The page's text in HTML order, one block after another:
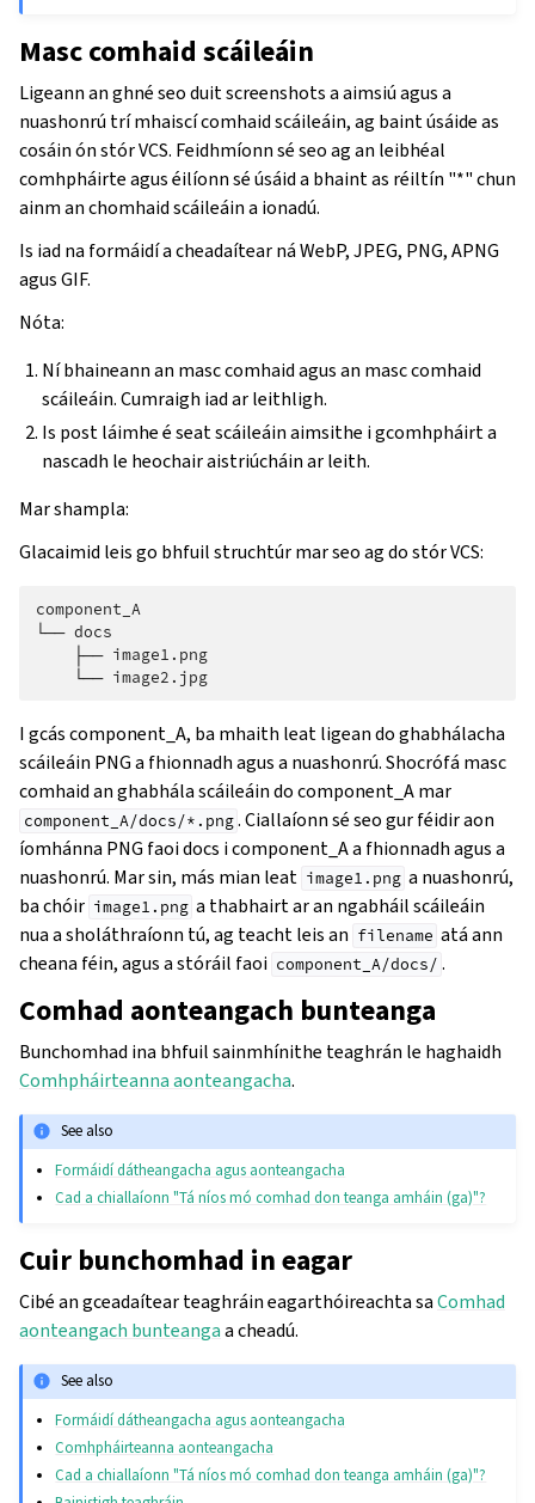
Masc comhaid scáileáin
Ligeann an ghné seo duit screenshots a aimsiú agus a
nuashonrú trí mhaiscí comhaid scáileáin, ag baint úsáide as
cosáin ón stór VCS. Feidhmíonn sé seo ag an leibhéal
comhpháirte agus éilíonn sé úsáid a bhaint as réiltín "*" chun
ainm an chomhaid scáileáin a ionadú.
Is iad na formáidí a cheadaítear ná WebP, JPEG, PNG, APNG
agus GIF.
Nóta:
Ní bhaineann an masc comhaid agus an masc comhaid
scáileáin. Cumraigh iad ar leithligh.
Is post láimhe é seat scáileáin aimsithe i gcomhpháirt a
nascadh le heochair aistriúcháin ar leith.
Mar shampla:
Glacaimid leis go bhfuil struchtúr mar seo ag do stór VCS:
component_A
└── docs
    ├── image1.png
I gcás component_A, ba mhaith leat ligean do ghabhálacha
scáileáin PNG a fhionnadh agus a nuashonrú. Shocrófá masc
comhaid an ghabhála scáileáin do component_A mar
component_A/docs/*.png . Ciallaíonn sé seo gur féidir aon
íomhánna PNG faoi docs i component_A a fhionnadh agus a
nuashonrú. Mar sin, más mian leat image1.png a nuashonrú,
ba chóir image1.png a thabhairt ar an ngabháil scáileáin
nua a sholáthraíonn tú, ag teacht leis an filename atá ann
cheana féin, agus a stóráil faoi component_A/docs/ .
Comhad aonteangach bunteanga
Bunchomhad ina bhfuil sainmhínithe teaghrán le haghaidh
Comhpháirteanna aonteangacha.
See also
Formáidí dátheangacha agus aonteangacha
Cad a chiallaíonn "Tá níos mó comhad don teanga amháin (ga)"?
Cuir bunchomhad in eagar
Cibé an gceadaítear teaghráin eagarthóireachta saComhad
aonteangach bunteangaa cheadú.
See also
Formáidí dátheangacha agus aonteangacha
Comhpháirteanna aonteangacha
Cad a chiallaíonn "Tá níos mó comhad don teanga amháin (ga)"?